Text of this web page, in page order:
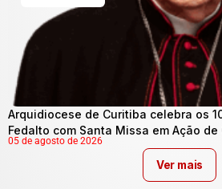
Arquidiocese de Curitiba celebra os
Fedalto com Santa Missa em Ação de
05 de agosto de 2026
Ver mais